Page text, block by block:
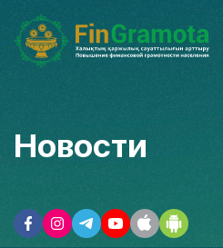
Новости